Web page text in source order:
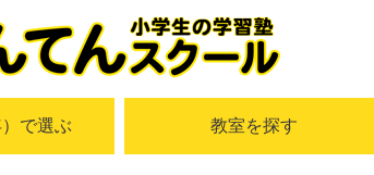
で選ぶ 教室を探す